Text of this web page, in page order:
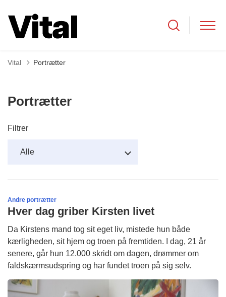
Vital Portrætter
Portrætter
Filtrer
Andre portrætter
Hver dag griber Kirsten livet
Da Kirstens mand tog sit eget liv, mistede hun både
kærligheden, sit hjem og troen på fremtiden. I dag, 21 år
senere, går hun 12.000 skridt om dagen, drømmer om
faldskærmsudspring og har fundet troen på sig selv.